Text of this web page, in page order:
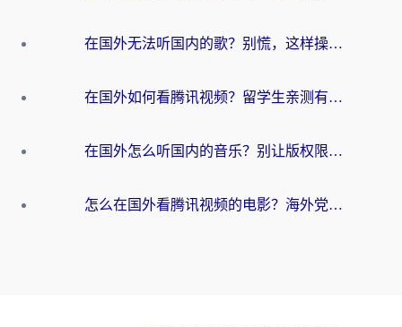
在国外无法听国内的歌？别慌，这样操作就能畅听QQ音乐（附亲测加速器推荐）
在国外如何看腾讯视频？留学生亲测有效的回国加速方案
在国外怎么听国内的音乐？别让版权限制断了你的华语歌单
怎么在国外看腾讯视频的电影？海外党亲测有效的回国加速指南